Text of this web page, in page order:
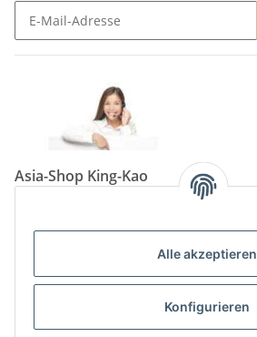
Alle akzeptieren
Konfigurieren
Asia-Shop King-Kao
Tel: (06825) 499-104
info@king-kao.de
Öffnungszeiten (Mo-Sa.) 9:00 - 19:00
Gesetzliche Informationen